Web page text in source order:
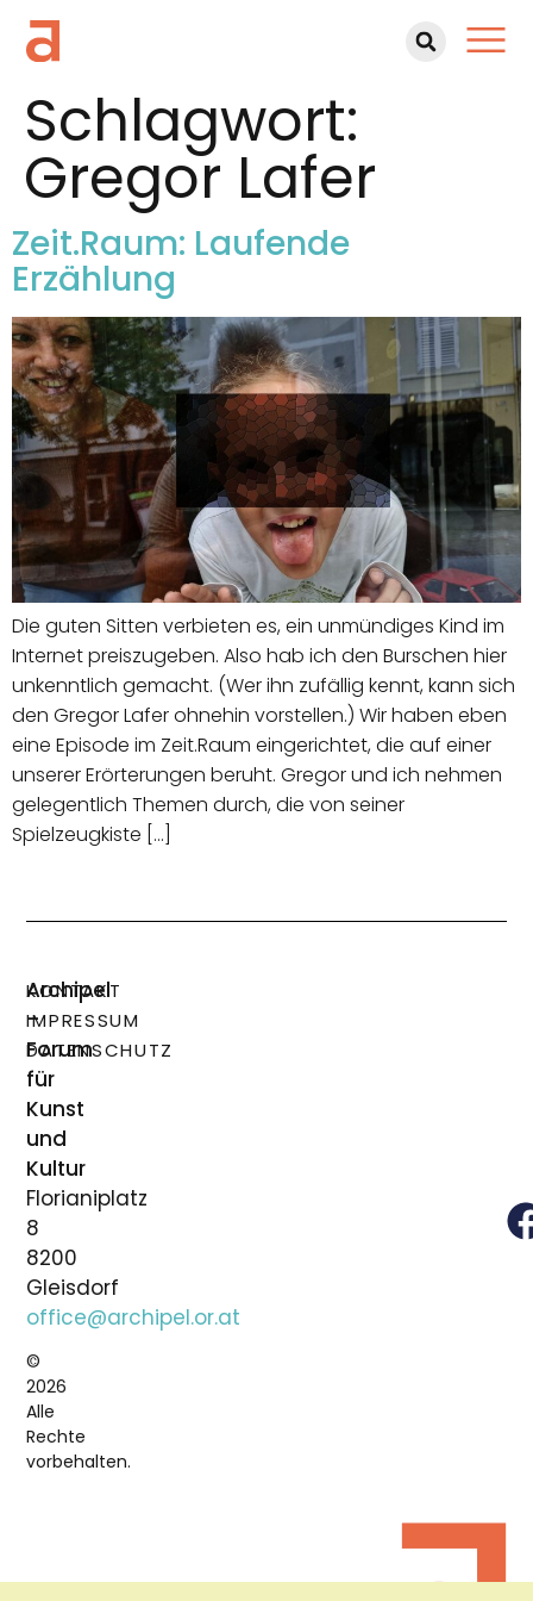
Schlagwort:
Gregor Lafer
Zeit.Raum: Laufende
Erzählung
Die guten Sitten verbieten es, ein unmündiges Kind im
Internet preiszugeben. Also hab ich den Burschen hier
unkenntlich gemacht. (Wer ihn zufällig kennt, kann sich
den Gregor Lafer ohnehin vorstellen.) Wir haben eben
eine Episode im Zeit.Raum eingerichtet, die auf einer
unserer Erörterungen beruht. Gregor und ich nehmen
gelegentlich Themen durch, die von seiner
Spielzeugkiste […]
Archipel
–
Forum
für
Kunst
und
Kultur
Florianiplatz
8
8200
Gleisdorf
office@archipel.or.at
©
2026
Alle
Rechte
vorbehalten.
KONTAKT
IMPRESSUM
DATENSCHUTZ